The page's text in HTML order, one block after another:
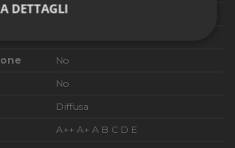
Ø320 H595 mm - Base Ø120 mm
No
No
Diffusa
A++ A+ A B C D E
DETTAGLI